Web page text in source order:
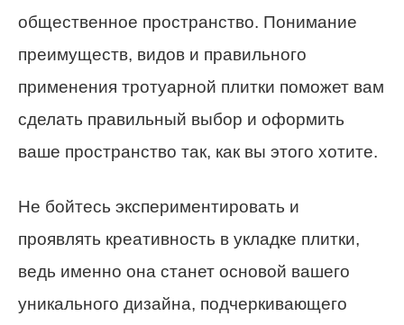
общественное пространство. Понимание
преимуществ, видов и правильного
применения тротуарной плитки поможет вам
сделать правильный выбор и оформить
ваше пространство так, как вы этого хотите.
Не бойтесь экспериментировать и
проявлять креативность в укладке плитки,
ведь именно она станет основой вашего
уникального дизайна, подчеркивающего